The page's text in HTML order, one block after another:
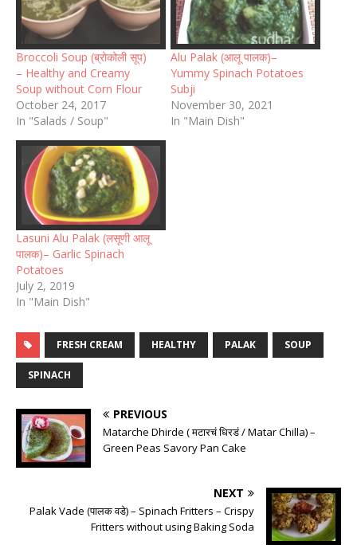
Broccoli Soup (ब्रोकोली सूप)
– Healthy and Creamy
Soup without Corn Flour
October 24, 2017
In "Salads / Soup"
Alu Palak (आलू पालक)–
Yummy Spinach Potatoes
Subji
November 30, 2021
In "Main Dish"
Lasuni Alu Palak (लसूणी आलू
पालक)– Garlic Spinach
Potatoes
July 2, 2019
In "Main Dish"
FRESH CREAM HEALTHY PALAK SOUP
SPINACH
PREVIOUS
Matarche Dhirde ( मटारचं धिरडं / Matar Chilla) –
Green Peas Savory Pan Cake
NEXT
Palak Vade (पालक वडे) – Spinach Fritters – Crispy
Fritters without using Baking Soda